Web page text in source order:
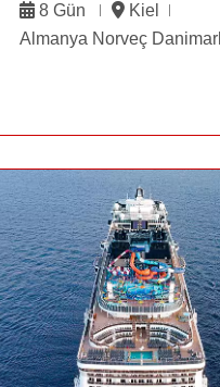
8 Gün
Kiel
Almanya Norveç